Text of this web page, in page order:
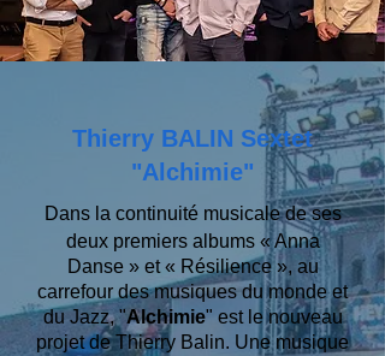
Thierry BALIN Sextet
"Alchimie"
Dans la continuité musicale de ses
deux premiers albums « Anna
Danse » et « Résilience », au
carrefour des musiques du monde et
du Jazz, "Alchimie" est le nouveau
projet de Thierry Balin. Une musique